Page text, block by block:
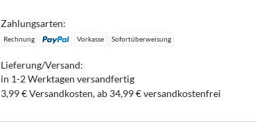
Zahlungsarten:
Rechnung Vorkasse Sofortüberweisung
Lieferung/Versand:
in 1-2 Werktagen versandfertig
3,99 € Versandkosten, ab 34,99 € versandkostenfrei